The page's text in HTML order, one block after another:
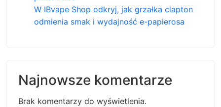
W IBvape Shop odkryj, jak grzałka clapton
odmienia smak i wydajność e-papierosa
Najnowsze komentarze
Brak komentarzy do wyświetlenia.